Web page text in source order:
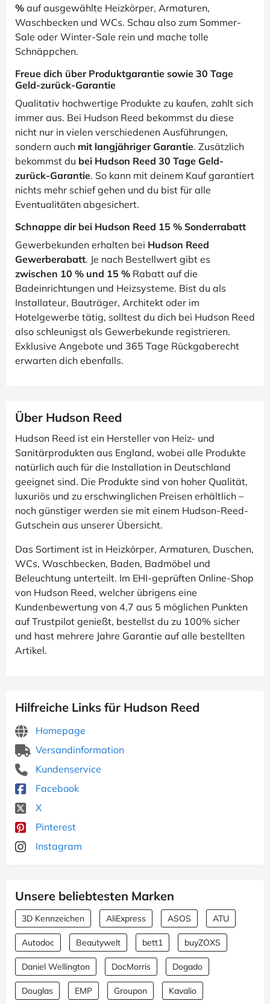
% auf ausgewählte Heizkörper, Armaturen,
Waschbecken und WCs. Schau also zum Sommer-
Sale oder Winter-Sale rein und mache tolle
Schnäppchen.
Freue dich über Produktgarantie sowie 30 Tage
Geld-zurück-Garantie
Qualitativ hochwertige Produkte zu kaufen, zahlt sich
immer aus. Bei Hudson Reed bekommst du diese
nicht nur in vielen verschiedenen Ausführungen,
sondern auch mit langjähriger Garantie. Zusätzlich
bekommst du bei Hudson Reed 30 Tage Geld-
zurück-Garantie. So kann mit deinem Kauf garantiert
nichts mehr schief gehen und du bist für alle
Eventualitäten abgesichert.
Schnappe dir bei Hudson Reed 15 % Sonderrabatt
Gewerbekunden erhalten bei Hudson Reed
Gewerberabatt. Je nach Bestellwert gibt es
zwischen 10 % und 15 % Rabatt auf die
Badeinrichtungen und Heizsysteme. Bist du als
Installateur, Bauträger, Architekt oder im
Hotelgewerbe tätig, solltest du dich bei Hudson Reed
also schleunigst als Gewerbekunde registrieren.
Exklusive Angebote und 365 Tage Rückgaberecht
erwarten dich ebenfalls.
Über Hudson Reed
Hudson Reed ist ein Hersteller von Heiz- und
Sanitärprodukten aus England, wobei alle Produkte
natürlich auch für die Installation in Deutschland
geeignet sind. Die Produkte sind von hoher Qualität,
luxuriös und zu erschwinglichen Preisen erhältlich –
noch günstiger werden sie mit einem Hudson-Reed-
Gutschein aus unserer Übersicht.
Das Sortiment ist in Heizkörper, Armaturen, Duschen,
WCs, Waschbecken, Baden, Badmöbel und
Beleuchtung unterteilt. Im EHI-geprüften Online-Shop
von Hudson Reed, welcher übrigens eine
Kundenbewertung von 4,7 aus 5 möglichen Punkten
auf Trustpilot genießt, bestellst du zu 100% sicher
und hast mehrere Jahre Garantie auf alle bestellten
Artikel.
Hilfreiche Links für Hudson Reed
Homepage
Versandinformation
Kundenservice
Facebook
X
Pinterest
Instagram
Unsere beliebtesten Marken
3D Kennzeichen AliExpress ASOS ATU
Autodoc Beautywelt bett1 buyZOXS
Daniel Wellington DocMorris Dogado
Douglas EMP Groupon Kavalio